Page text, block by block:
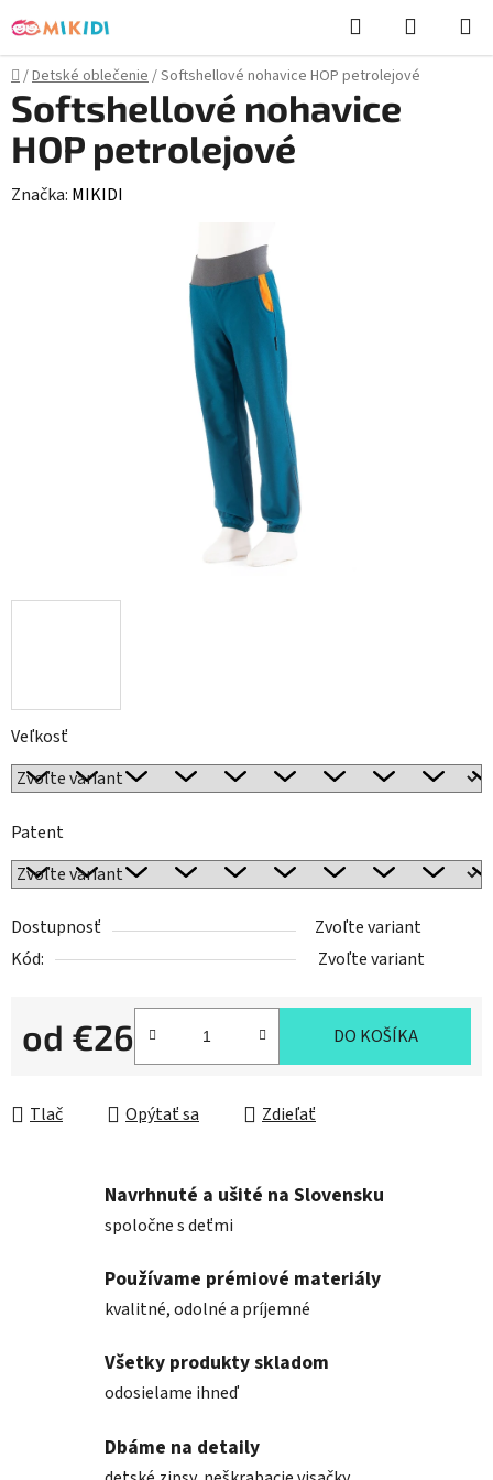
na
obsah
Hľadať
KOŠÍK
Domov
/Detské oblečenie/Softshellové nohavice HOP petrolejové
Veľkosť
Patent
Dostupnosť
Zvoľte variant
Kód:
Zvoľte variant
od €26
Jednotková cena:
DO KOŠÍKA
Tlač Opýtať sa Zdieľať
Softshellové nohavice
HOP petrolejové
Značka: MIKIDI
Navrhnuté a ušité na Slovensku
spoločne s deťmi
Používame prémiové materiály
kvalitné, odolné a príjemné
Všetky produkty skladom
odosielame ihneď
Dbáme na detaily